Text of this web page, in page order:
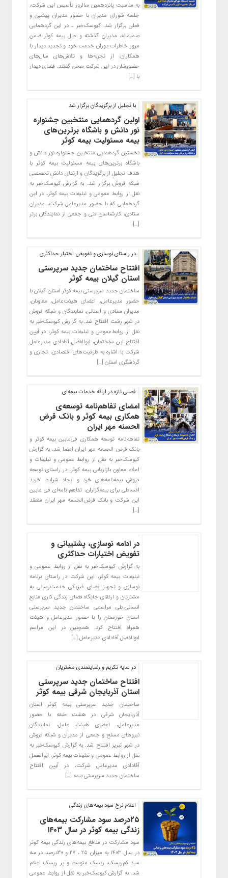
به مناسبت پانزدهمین سالروز تأسیس این شرکت،
جلسه شورای مدیران با حضور مدیران پیشین و
فعلی برگزار شد. کیوسک‌خبر ـ در این گردهمایی
صمیمانه، مدیران گذشته و حال بیمه کوثر ضمن
مرور خاطرات دوران خدمت خود و تجدید دیدار با
همکاران، از تجربه‌ها و تلاش‌های سال‌های
حضورشان در این شرکت سخن گفتند. فضای دیدار
با […]
با تجلیل از برگزیدگان برگزار شد
اولین گردهمایی منتخبین جشنواره
نور دانش و باشگاه برترین‌های
بیمه مسئولیت بیمه کوثر
نخستین گردهمایی منتخبین جشنواره نور دانش و
باشگاه برترین‌های بیمه مسئولیت بیمه کوثر با
هدف تجلیل از برگزیدگان و ارتقای دانش تخصصی
شبکه فروش برگزار شد. به گزارش کیوسک‌خبر به
نقل از روابط عمومی و تبلیغات بیمه کوثر، در این
گردهمایی که با حضور مدیرعامل شرکت، مدیران
ستادی، کارشناسان فنی و جمعی از نمایندگان برتر
[…]
در راستای نوسازی و تفویض اختیار حداکثری
افتتاح ساختمان جدید سرپرستی
استان گیلان بیمه کوثر
ساختمان جدید سرپرستی بیمه کوثر استان گیلان با
حضور مدیرعامل، اعضای هیئت‌عامل، معاونان،
مدیران ستادی و استانی، نمایندگان و شبکه فروش
در شهر رشت افتتاح شد. به گزارش کیوسک‌خبر به
نقل از روابط‌عمومی و تبلیغات بیمه کوثر، در آیین
افتتاح این ساختمان، ابوالفضل آقادادی مدیرعامل
شرکت با اشاره به ظرفیت‌های اقتصادی، تجاری و
گردشگری استان […]
فصلی تازه در ارائه خدمات بیمه‌ای
امضای تفاهم‌نامه توسعه‌ی
همکاری بیمه کوثر و بانک قرض
الحسنه مهر ایران
تفاهم‌نامه توسعه همکاری‌ فی‌مابین بیمه کوثر و
بانک قرض الحسنه مهر ایران امضا شد. به گزارش
کیوسک‌خبر به نقل از روابط عمومی و تبلیغات و
اعلام معاون بازاریابی بیمه کوثر، در راستای توسعه
فروش بیمه‌نامه‌های خرد و ایجاد شرایط خرید
اقساطی برای بیمه‌گزاران، تفاهم نامه‌ای فی مابین
این شرکت و بانک قرض‌الحسنه مهر ایران منعقد
[…]
در ادامه نوسازی، پشتیبانی و
تفویض اختیارات حداکثری
به گزارش کیوسک‌خبر به نقل از روابط عمومی و
تبلیغات بیمه کوثر، این شرکت در راستای برنامه
نوسازی و تجهیز فضای فیزیکی خدمت‌رسانی به
مشتریان و ارتقای جایگاه فضای زندگی کاری منابع
انسانی،طی مراسمی ساختمان جدید سرپرستی
استان خوزستان را با حضور مدیرعامل و هیئت
همراه افتتاح کرد. همچنین در این مراسم
ابوالفضل آقادادی مدیرعامل […]
در سایه تکریم و رضایتمندی مشتریان
افتتاح ساختمان جدید سرپرستی
استان آذربایجان شرقی بیمه کوثر
ساختمان جدید سرپرستی بیمه کوثر استان
آذربایجان شرقی در هشت طبقه با حضور
مدیرعامل، اعضای هیئت عامل، نمایندگان
نیروهای مسلح و جمعی از مدیران و شبکه فروش
در شهر تبریز افتتاح شد. به گزارش کیوسک‌خبر به
نقل از روابط عمومی و تبلیغات بیمه کوثر، ابوالفضل
آقادادی مدیرعامل شرکت، در آیین افتتاح
ساختمان جدید سرپرستی بیمه […]
اعلام نرخ سود بیمه‌های زندگی
۲۵درصد سود مشارکت بیمه‌های
زندگی بیمه کوثر در سال ۱۴۰۳
سود مشارکت در منافع بیمه‌های زندگی بیمه کوثر
در سال ۱۴۰۳ به میزان ۲۵ ، ۲۷ و ۳۰درصد در سه
سبد کم‌ریسک، ریسک متوسط و پر ریسک اعلام
شد. به گزارش کیوسک‌خبر به نقل از روابط‌ عمومی